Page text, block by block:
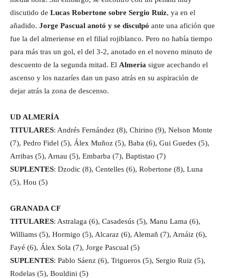
discutido de Lucas Robertone sobre Sergio Ruiz, ya en el
añadido. Jorge Pascual anotó y se disculpó ante una afición que
fue la del almeriense en el filial rojiblanco. Pero no había tiempo
para más tras un gol, el del 3-2, anotado en el noveno minuto de
descuento de la segunda mitad. El Almería sigue acechando el
ascenso y los nazaríes dan un paso atrás en su aspiración de
dejar atrás la zona de descenso.
UD ALMERÍA
TITULARES: Andrés Fernández (8), Chirino (9), Nelson Monte
(7), Pedro Fidel (5), Álex Muñoz (5), Baba (6), Gui Guedes (5),
Arribas (5), Arnau (5), Embarba (7), Baptistao (7)
SUPLENTES: Dzodic (8), Centelles (6), Robertone (8), Luna
(5), Hou (5)
GRANADA CF
TITULARES: Astralaga (6), Casadesús (5), Manu Lama (6),
Williams (5), Hormigo (5), Alcaraz (6), Alemañ (7), Arnáiz (6),
Fayé (6), Álex Sola (7), Jorge Pascual (5)
SUPLENTES: Pablo Sáenz (6), Trigueros (5), Sergio Ruiz (5),
Rodelas (5), Bouldini (5)